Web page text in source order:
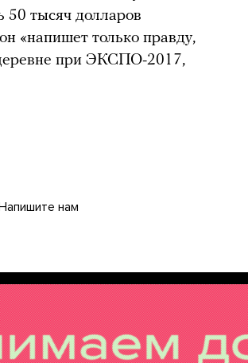
50 тысяч долларов
«напишет только правду,
при ЭКСПО-2017,
нам